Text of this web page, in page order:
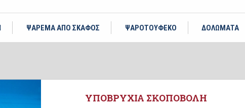
ΨΑΡΕΜΑ ΑΠΟ ΣΚΑΦΟΣ ΨΑΡΟΤΟΥΦΕΚΟ ΔΟΛΩΜΑΤΑ
ΥΠΟΒΡΥΧΙΑ ΣΚΟΠΟΒΟΛΗ